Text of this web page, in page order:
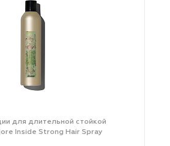
для длительной стойкой
Inside Strong Hair Spray